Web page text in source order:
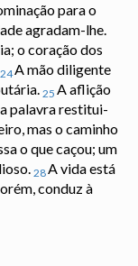
para o
agradam-lhe.
o coração dos
24A mão diligente
25 A aflição
palavra restitui-
mas o caminho
o que caçou; um
28A vida está
conduz à